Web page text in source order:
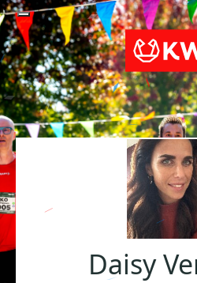
Daisy